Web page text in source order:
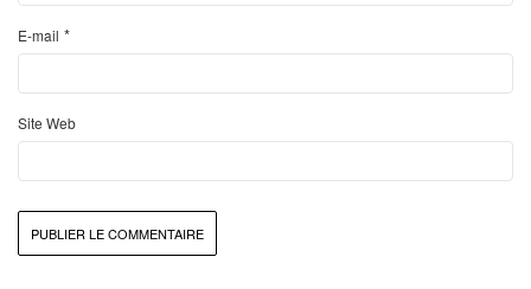
E-mail *
Site Web